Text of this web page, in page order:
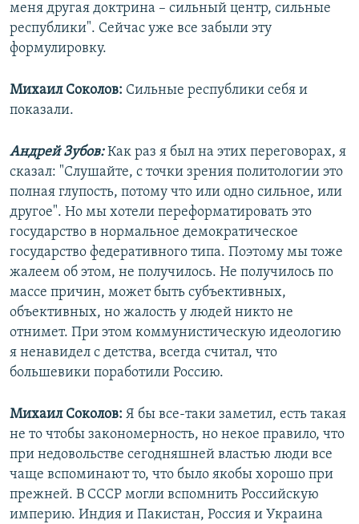
меня другая доктрина – сильный центр, сильные
республики". Сейчас уже все забыли эту
формулировку.
Михаил Соколов: Сильные республики себя и
показали.
Андрей Зубов:Как раз я был на этих переговорах, я
сказал: "Слушайте, с точки зрения политологии это
полная глупость, потому что или одно сильное, или
другое". Но мы хотели переформатировать это
государство в нормальное демократическое
государство федеративного типа. Поэтому мы тоже
жалеем об этом, не получилось. Не получилось по
массе причин, может быть субъективных,
объективных, но жалость у людей никто не
отнимет. При этом коммунистическую идеологию
я ненавидел с детства, всегда считал, что
большевики поработили Россию.
Михаил Соколов: Я бы все-таки заметил, есть такая
не то чтобы закономерность, но некое правило, что
при недовольстве сегодняшней властью люди все
чаще вспоминают то, что было якобы хорошо при
прежней. В СССР могли вспомнить Российскую
империю. Индия и Пакистан, Россия и Украина